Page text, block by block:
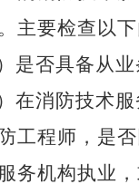
主要检查以下
是否具备从业
在消防技术
工程师，是
务机构执业